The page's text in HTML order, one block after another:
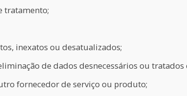
tratamento;
inexatos ou desatualizados;
de dados desnecessários ou
fornecedor de serviço ou produto;